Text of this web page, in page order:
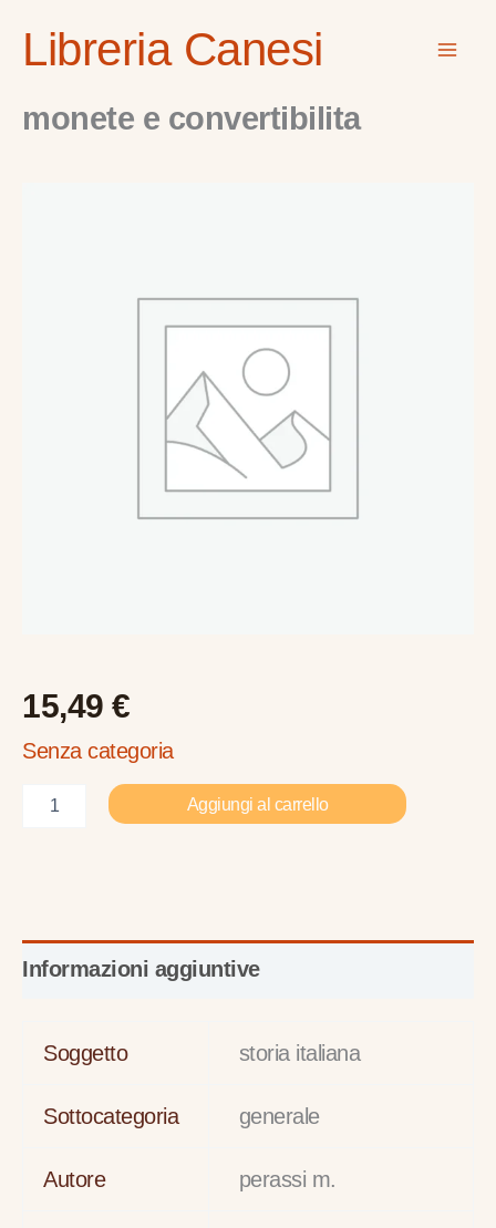
Libreria Canesi
monete e convertibilita
15,49 €
Senza categoria
Aggiungi al carrello
Informazioni aggiuntive
Soggetto storia italiana
Sottocategoria generale
Autore perassi m.